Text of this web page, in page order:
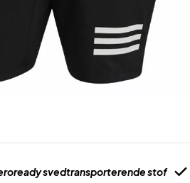
svedtransporterende stof